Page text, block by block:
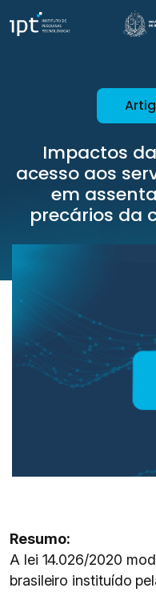
Impactos
acesso aos
em
precários da
Resumo:
A lei 14.026/2020
brasileiro instituído